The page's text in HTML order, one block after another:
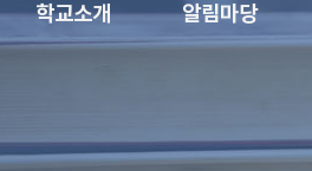
학교소개 알림마당